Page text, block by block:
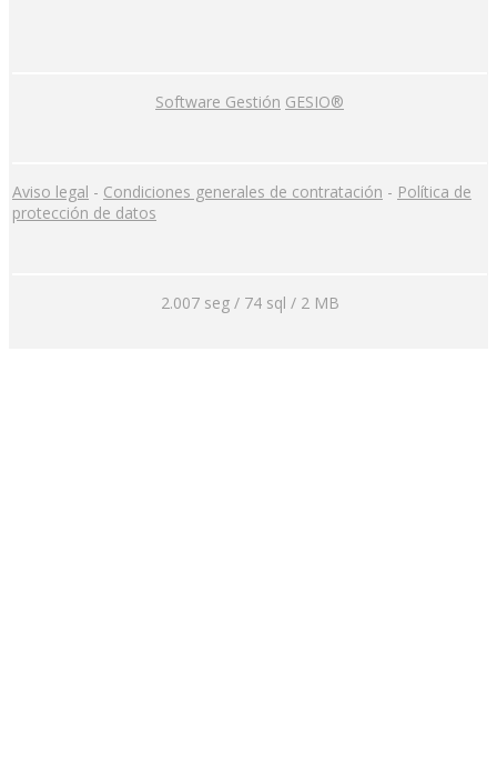
Software Gestión GESIO®
Aviso legal - Condiciones generales de contratación - Política de
protección de datos
2.007 seg / 74 sql / 2 MB